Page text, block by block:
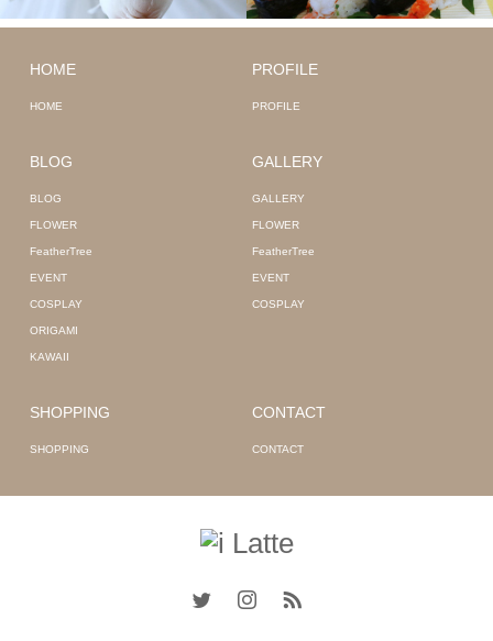
HOME
HOME
PROFILE
PROFILE
BLOG
BLOG
FLOWER
FeatherTree
EVENT
COSPLAY
ORIGAMI
KAWAII
GALLERY
GALLERY
FLOWER
FeatherTree
EVENT
COSPLAY
SHOPPING
SHOPPING
CONTACT
CONTACT